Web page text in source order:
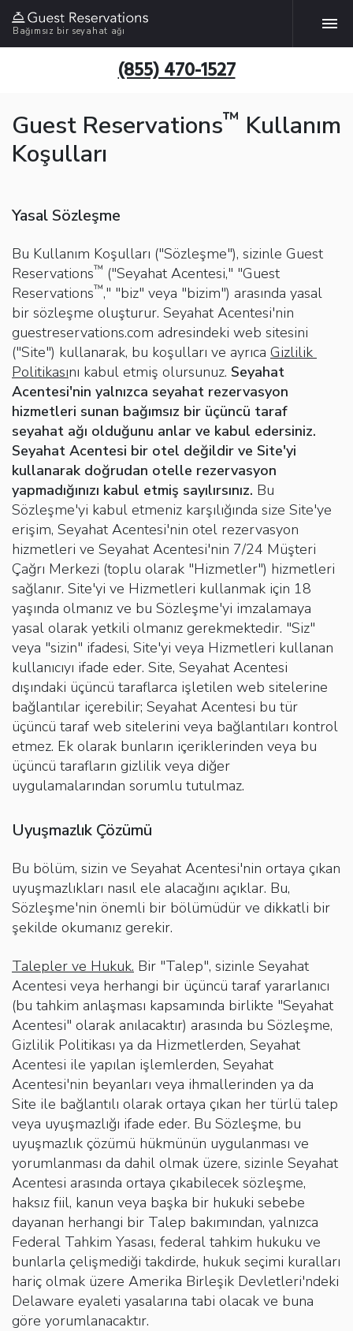
Bağımsız bir seyahat ağı
(855) 470-1527
Guest Reservations™ Kullanım
Koşulları
Yasal Sözleşme
Bu Kullanım Koşulları ("Sözleşme"), sizinle Guest
Reservations™ ("Seyahat Acentesi," "Guest
Reservations™," "biz" veya "bizim") arasında yasal
bir sözleşme oluşturur. Seyahat Acentesi'nin
guestreservations.com adresindeki web sitesini
("Site") kullanarak, bu koşulları ve ayrıca Gizlilik
Politikasını kabul etmiş olursunuz. Seyahat
Acentesi'nin yalnızca seyahat rezervasyon
hizmetleri sunan bağımsız bir üçüncü taraf
seyahat ağı olduğunu anlar ve kabul edersiniz.
Seyahat Acentesi bir otel değildir ve Site'yi
kullanarak doğrudan otelle rezervasyon
yapmadığınızı kabul etmiş sayılırsınız. Bu
Sözleşme'yi kabul etmeniz karşılığında size Site'ye
erişim, Seyahat Acentesi'nin otel rezervasyon
hizmetleri ve Seyahat Acentesi'nin 7/24 Müşteri
Çağrı Merkezi (toplu olarak "Hizmetler") hizmetleri
sağlanır. Site'yi ve Hizmetleri kullanmak için 18
yaşında olmanız ve bu Sözleşme'yi imzalamaya
yasal olarak yetkili olmanız gerekmektedir. "Siz"
veya "sizin" ifadesi, Site'yi veya Hizmetleri kullanan
kullanıcıyı ifade eder. Site, Seyahat Acentesi
dışındaki üçüncü taraflarca işletilen web sitelerine
bağlantılar içerebilir; Seyahat Acentesi bu tür
üçüncü taraf web sitelerini veya bağlantıları kontrol
etmez. Ek olarak bunların içeriklerinden veya bu
üçüncü tarafların gizlilik veya diğer
uygulamalarından sorumlu tutulmaz.
Uyuşmazlık Çözümü
Bu bölüm, sizin ve Seyahat Acentesi'nin ortaya çıkan
uyuşmazlıkları nasıl ele alacağını açıklar. Bu,
Sözleşme'nin önemli bir bölümüdür ve dikkatli bir
şekilde okumanız gerekir.
Talepler ve Hukuk. Bir "Talep", sizinle Seyahat
Acentesi veya herhangi bir üçüncü taraf yararlanıcı
(bu tahkim anlaşması kapsamında birlikte "Seyahat
Acentesi" olarak anılacaktır) arasında bu Sözleşme,
Gizlilik Politikası ya da Hizmetlerden, Seyahat
Acentesi ile yapılan işlemlerden, Seyahat
Acentesi'nin beyanları veya ihmallerinden ya da
Site ile bağlantılı olarak ortaya çıkan her türlü talep
veya uyuşmazlığı ifade eder. Bu Sözleşme, bu
uyuşmazlık çözümü hükmünün uygulanması ve
yorumlanması da dahil olmak üzere, sizinle Seyahat
Acentesi arasında ortaya çıkabilecek sözleşme,
haksız fiil, kanun veya başka bir hukuki sebebe
dayanan herhangi bir Talep bakımından, yalnızca
Federal Tahkim Yasası, federal tahkim hukuku ve
bunlarla çelişmediği takdirde, hukuk seçimi kuralları
hariç olmak üzere Amerika Birleşik Devletleri'ndeki
Delaware eyaleti yasalarına tabi olacak ve buna
göre yorumlanacaktır.